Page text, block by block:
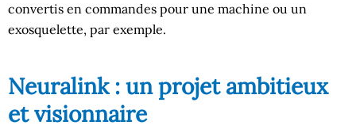
convertis en commandes pour une machine ou un
exosquelette, par exemple.
Neuralink : un projet ambitieux
et visionnaire